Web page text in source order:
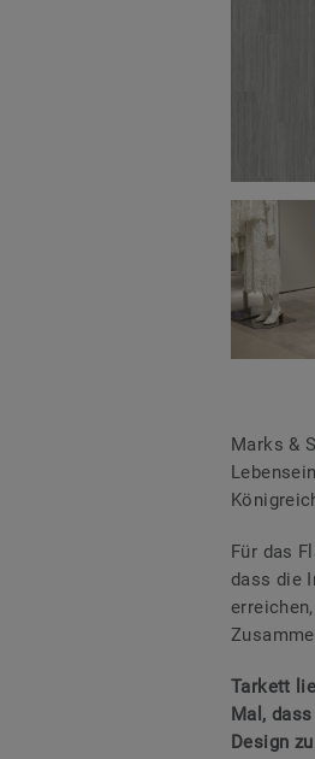
Marks &
Für das
dass die
Tarkett
Mal,
Design